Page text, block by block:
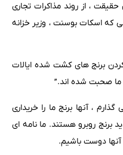
، از روند مذاکرات تجاری
که اسکات بوسنت ، وزیر خزانه
کردن برنج های کشت شده ایالات
ما صحبت شده اند.”
، آنها برنج ما را خریداری
برنج روبرو هستند. ما نامه ای
آنها دوست باشیم.